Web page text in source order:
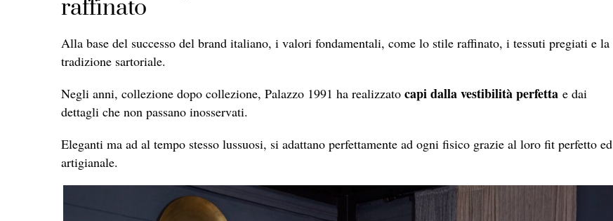
raffinato
Alla base del successo del brand italiano, i valori fondamentali, come lo stile raffinato, i tessuti pregiati e la
tradizione sartoriale.
Negli anni, collezione dopo collezione, Palazzo 1991 ha realizzato capi dalla vestibilità perfetta e dai
dettagli che non passano inosservati.
Eleganti ma ad al tempo stesso lussuosi, si adattano perfettamente ad ogni fisico grazie al loro fit perfetto ed
artigianale.